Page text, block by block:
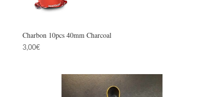
Charbon 10pcs 40mm Charcoal
3,00€